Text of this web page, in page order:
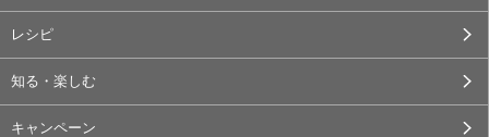
レシピ
知る・楽しむ
キャンペーン